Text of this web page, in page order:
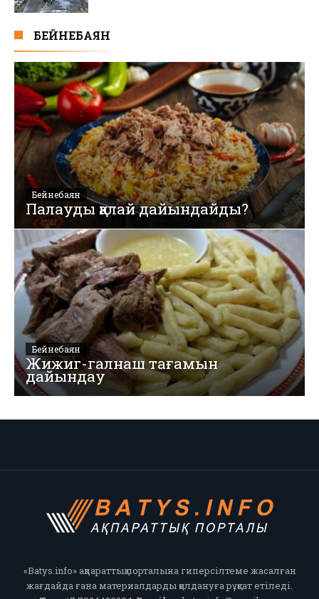
БЕЙНЕБАЯН
Бейнебаян
Палауды қалай дайындайды?
Бейнебаян
Жижиг-галнаш тағамын
дайындау
«Batys.info» ақпараттық порталына гиперсілтеме жасалған
жағдайда ғана материалдарды қолдануға рұқсат етіледі.